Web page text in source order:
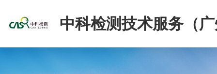
中科检测技术服务（